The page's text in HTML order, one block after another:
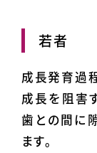
若者
成長発育過
成長を阻害
歯との間に
ます。